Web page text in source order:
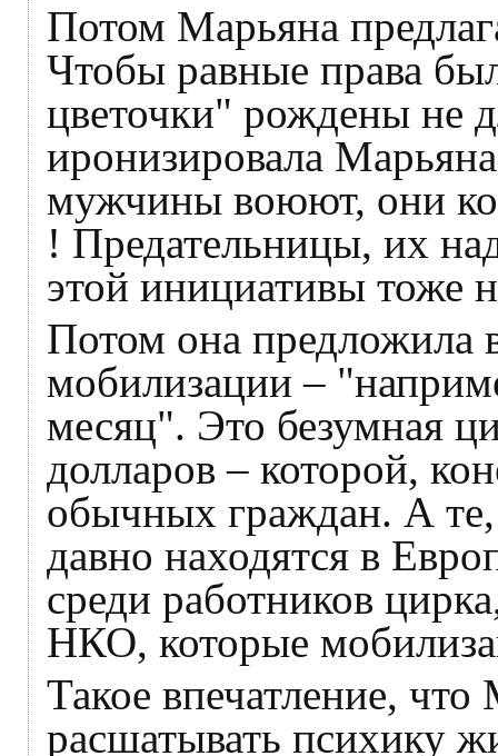
Потом Марьяна
Чтобы равные права
цветочки" рождены не
иронизировала
мужчины воюют, они
! Предательницы, их
этой инициативы тоже
Потом она предложила
мобилизации –
месяц". Это безумная
долларов – которой,
обычных граждан. А те,
давно находятся в
среди работников
НКО, которые
Такое впечатление,
расшатывать психику